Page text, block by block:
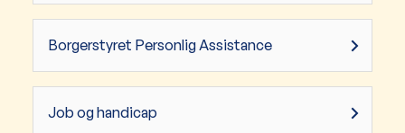
Borgerstyret Personlig Assistance
Job og handicap